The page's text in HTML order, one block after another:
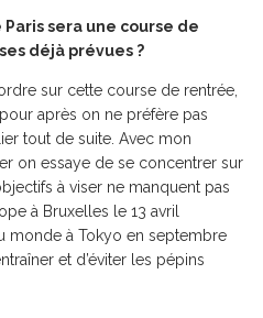
sera une course de
déjà prévues ?
sur cette course de rentrée,
après on ne préfère pas
tout de suite. Avec mon
on essaye de se concentrer sur
à viser ne manquent pas
à Bruxelles le 13 avril
monde à Tokyo en septembre
et d’éviter les pépins